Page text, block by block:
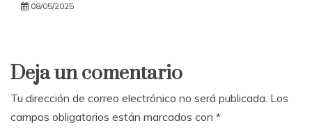
08/05/2025
Deja un comentario
Tu dirección de correo electrónico no será publicada. Los
campos obligatorios están marcados con *